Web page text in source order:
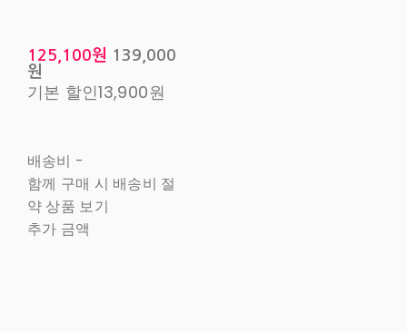
125,100원 139,000
원
기본 할인13,900원
배송비 -
함께 구매 시 배송비 절
약 상품 보기
추가 금액